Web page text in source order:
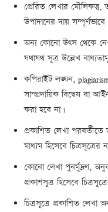
প্রেরিত লেখার
উপাদানের দায়
অন্য কোনো উৎস থেকে
যথাযথ সূত্র উল্লেখ
কপিরাইট লঙ্ঘন,
সাম্প্রদায়িক বিদ্বেষ বা
করা হবে না।
প্রকাশিত লেখা পরবর্তীতে
মাধ্যম হিসেবে
কোনো লেখা পুনর্মুদ্রণ,
প্রকাশসূত্র হিসেবে
চিত্রসূত্রে প্রকাশিত